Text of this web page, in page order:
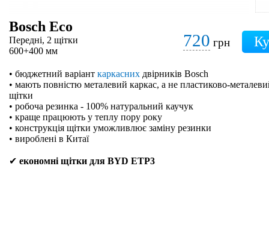
Bosch Eco
Передні, 2 щітки
600+400 мм
720 грн
• бюджетний варіант каркасних двірників Bosch
• мають повністю металевий каркас, а не пластиково-
щітки
• робоча резинка - 100% натуральний каучук
• краще працюють у теплу пору року
• конструкція щітки уможливлює заміну резинки
• вироблені в Китаї
✔ економні щітки для BYD ETP3